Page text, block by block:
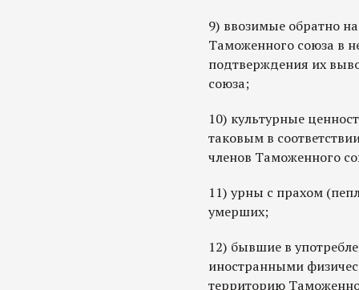
9) ввозимые обратно
Таможенного союза в
подтверждения их
союза;
10) культурные
таковым в
членов Таможенного
11) урны с прахом
умерших;
12) бывшие в
иностранными
территорию